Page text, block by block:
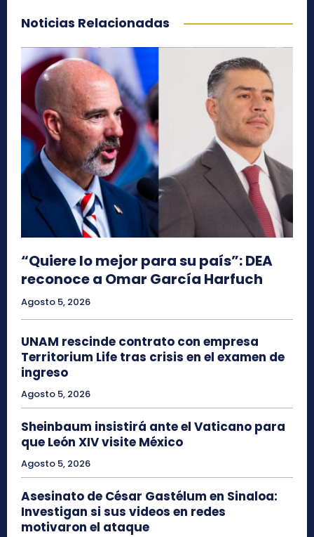
Noticias Relacionadas
“Quiere lo mejor para su país”: DEA
reconoce a Omar García Harfuch
Agosto 5, 2026
UNAM rescinde contrato con empresa
Territorium Life tras crisis en el examen de
ingreso
Agosto 5, 2026
Sheinbaum insistirá ante el Vaticano para
que León XIV visite México
Agosto 5, 2026
Asesinato de César Gastélum en Sinaloa:
Investigan si sus videos en redes
motivaron el ataque